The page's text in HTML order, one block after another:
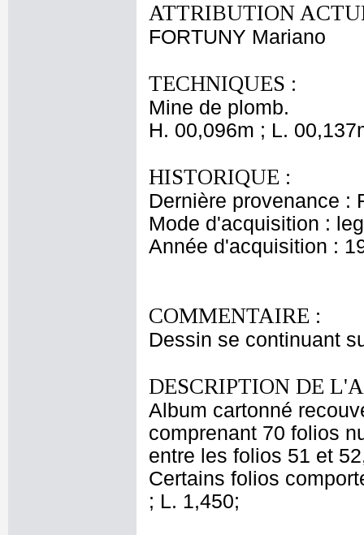
ATTRIBUTION
FORTUNY Mariano
TECHNIQUES :
Mine de plomb.
H. 00,096m ; L.
HISTORIQUE :
Dernière provenance :
Mode d'acquisition :
Année d'acquisition :
COMMENTAIRE :
Dessin se continuant
DESCRIPTION DE
Album cartonné
comprenant 70 folios
entre les folios 51 et
Certains folios
; L. 1,450;